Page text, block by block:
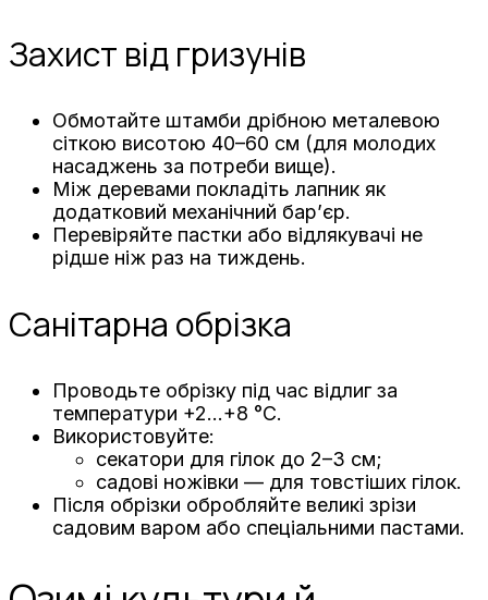
Захист від гризунів
Обмотайте штамби дрібною металевою
сіткою висотою 40–60 см (для молодих
насаджень за потреби вище).
Між деревами покладіть лапник як
додатковий механічний бар’єр.
Перевіряйте пастки або відлякувачі не
рідше ніж раз на тиждень.
Санітарна обрізка
Проводьте обрізку під час відлиг за
температури +2…+8 °C.
Використовуйте:
секатори для гілок до 2–3 см;
садові ножівки — для товстіших гілок.
Після обрізки обробляйте великі зрізи
садовим варом або спеціальними пастами.